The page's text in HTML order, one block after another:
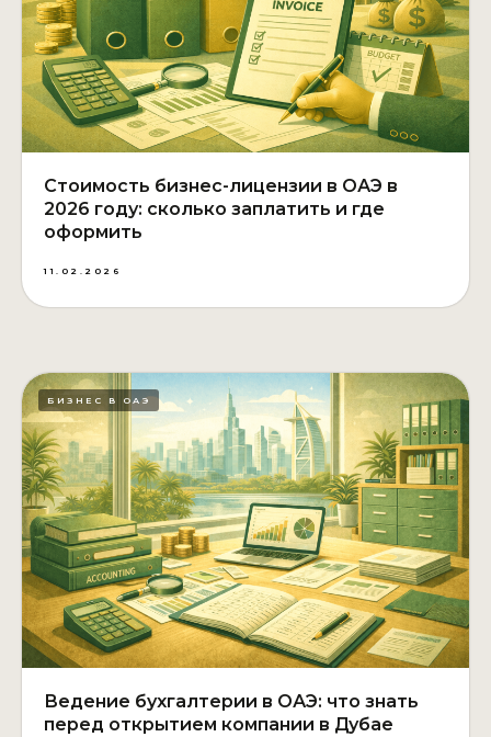
Стоимость бизнес-лицензии в ОАЭ в
2026 году: сколько заплатить и где
оформить
11.02.2026
БИЗНЕС В ОАЭ
Ведение бухгалтерии в ОАЭ: что знать
перед открытием компании в Дубае